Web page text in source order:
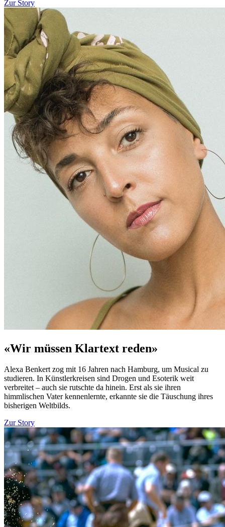
Zur Story
«Wir müssen Klartext reden»
Alexa Benkert zog mit 16 Jahren nach Hamburg, um Musical zu
studieren. In Künstlerkreisen sind Drogen und Esoterik weit
verbreitet – auch sie rutschte da hinein. Erst als sie ihren
himmlischen Vater kennenlernte, erkannte sie die Täuschung ihres
bisherigen Weltbilds.
Zur Story